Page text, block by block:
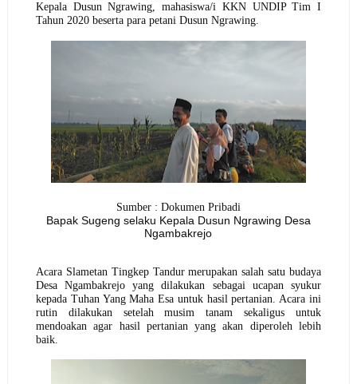
Kepala Dusun Ngrawing, mahasiswa/i KKN UNDIP Tim I
Tahun 2020 beserta para petani Dusun Ngrawing.
Sumber : Dokumen Pribadi
Bapak Sugeng selaku Kepala Dusun Ngrawing Desa
Ngambakrejo
Acara Slametan Tingkep Tandur merupakan salah satu budaya
Desa Ngambakrejo yang dilakukan sebagai ucapan syukur
kepada Tuhan Yang Maha Esa untuk hasil pertanian. Acara ini
rutin dilakukan setelah musim tanam sekaligus untuk
mendoakan agar hasil pertanian yang akan diperoleh lebih
baik.